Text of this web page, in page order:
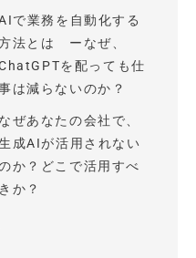
で業務を自動化する
法とは ーなぜ、
を配っても仕
は減らないのか？
なぜあなたの会社で、
成AIが活用されない
か？どこで活用すべ
きか？